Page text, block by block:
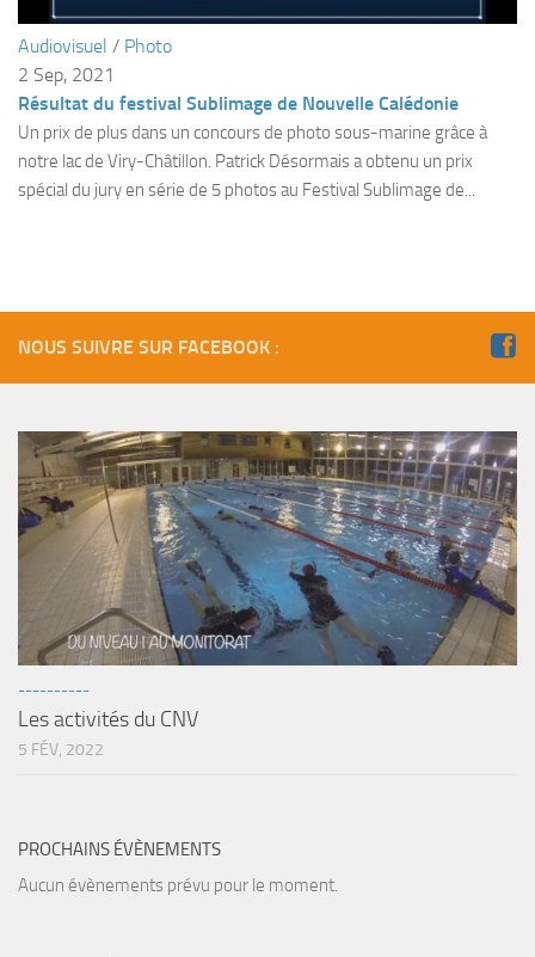
Peinture
NAGE
NAP / NEV
Agenda
Les Palmes du Lac
Audiovisuel / Photo
2 Sep, 2021
Résultat du festival Sublimage de Nouvelle Calédonie
Un prix de plus dans un concours de photo sous-marine grâce à
notre lac de Viry-Châtillon. Patrick Désormais a obtenu un prix
spécial du jury en série de 5 photos au Festival Sublimage de...
NOUS SUIVRE SUR FACEBOOK :
----------
Les activités du CNV
5 FÉV, 2022
PROCHAINS ÉVÈNEMENTS
Aucun évènements prévu pour le moment.